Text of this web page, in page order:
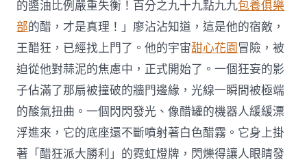
的醬油比例嚴重失衡！百分之九十九點九九包養俱樂
部的醋，才是真理！」廖沾沾知道，這是他的宿敵，
王醋狂，已經找上門了。他的宇宙甜心花園冒險，被
迫從他對蒜泥的焦慮中，正式開始了。一個狂妄的影
子佔滿了那扇被撞破的牆門邊緣，光線一瞬間被極端
的酸氣扭曲。一個閃閃發光、像醋罐的機器人緩緩漂
浮進來，它的底座還不斷噴射著白色醋霧。它身上掛
著「醋狂派大勝利」的霓虹燈牌，閃爍得讓人眼睛發